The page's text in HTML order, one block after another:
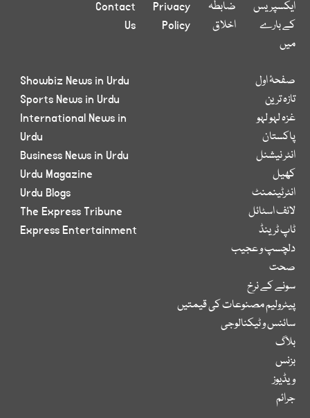
ایکسپریس
کے بارے
میں
ضابطہ
اخلاق
Privacy
Policy
Contact
Us
صفحۂ اول
تازہ ترین
غزہ لہو لہو
پاکستان
انٹر نیشنل
کھیل
انٹرٹینمنٹ
لائف اسٹائل
ٹاپ ٹرینڈ
دلچسپ و عجیب
صحت
سونے کے نرخ
پیٹرولیم مصنوعات کی قیمتیں
سائنس و ٹیکنالوجی
بلاگ
بزنس
ویڈیوز
جرائم
Showbiz News in Urdu
Sports News in Urdu
International News in
Urdu
Business News in Urdu
Urdu Magazine
Urdu Blogs
The Express Tribune
Express Entertainment